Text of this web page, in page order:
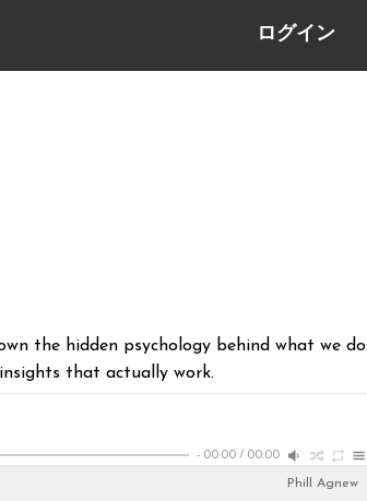
ログイン
the hidden psychology behind what we do
that actually work.
- 00:00 / 00:00
Phill Agnew